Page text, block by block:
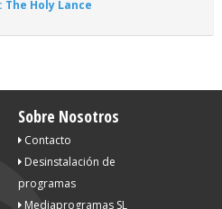
Holy Lance
Sobre Nosotros
Contacto
Desinstalación de
programas
Mediaprogramas SL